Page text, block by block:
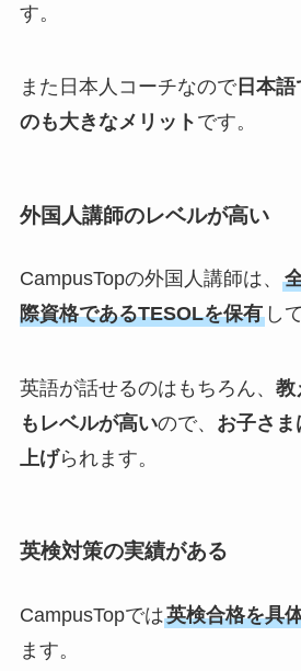
す。
また日本人コーチなので日本語
のも大きなメリット です。
外国人講師のレベルが高い
CampusTopの外国人講師は、
際資格であるTESOLを保有し
英語が話せるのはもちろん、 教
もレベルが高いので、 お子さ
上げられます。
英検対策の実績がある
CampusTopでは英検合格を具
ます。